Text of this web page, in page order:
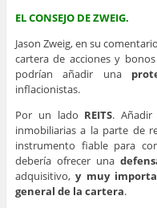
EL CONSEJO DE ZWEIG.
Jason Zweig, en su
cartera de acciones y
podrían añadir una
inflacionistas.
Por un lado REITS. Añadir
inmobiliarias a la parte de
instrumento fiable para
debería ofrecer una
adquisitivo,y muy
general de la cartera.